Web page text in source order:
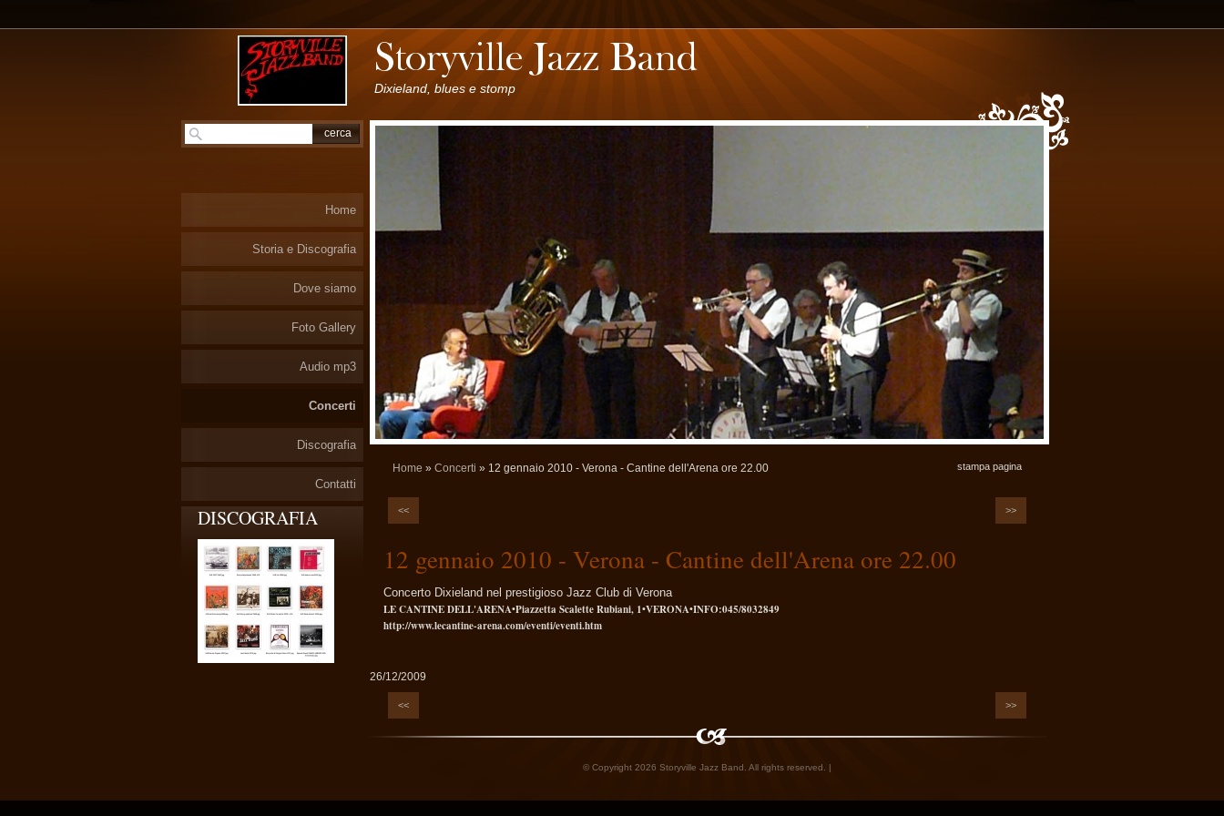
Dixieland, blues e stomp
Home » Concerti » 12 gennaio 2010 - Verona - Cantine dell'Arena ore 22.00 stampa pagina
<< >>
12 gennaio 2010 - Verona - Cantine dell'Arena ore 22.00
Concerto Dixieland nel prestigioso Jazz Club di Verona
LE CANTINE DELL'ARENA•Piazzetta Scalette Rubiani, 1•VERONA•INFO:045/8032849
http://www.lecantine-arena.com/eventi/eventi.htm
26/12/2009
<< >>
Home
Storia e Discografia
Dove siamo
Foto Gallery
Audio mp3
Concerti
Discografia
Contatti
DISCOGRAFIA
© Copyright 2026 Storyville Jazz Band. All rights reserved. |